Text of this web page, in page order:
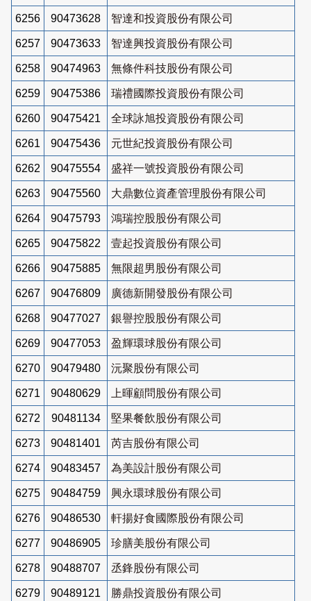
6256 90473628 智達和投資股份有限公司
6257 90473633 智達興投資股份有限公司
6258 90474963 無條件科技股份有限公司
6259 90475386 瑞禮國際投資股份有限公司
6260 90475421 全球詠旭投資股份有限公司
6261 90475436 元世紀投資股份有限公司
6262 90475554 盛祥一號投資股份有限公司
6263 90475560 大鼎數位資產管理股份有限公司
6264 90475793 鴻瑞控股股份有限公司
6265 90475822 壹起投資股份有限公司
6266 90475885 無限超男股份有限公司
6267 90476809 廣德新開發股份有限公司
6268 90477027 銀譽控股股份有限公司
6269 90477053 盈輝環球股份有限公司
6270 90479480 沅聚股份有限公司
6271 90480629 上暉顧問股份有限公司
6272 90481134 堅果餐飲股份有限公司
6273 90481401 芮吉股份有限公司
6274 90483457 為美設計股份有限公司
6275 90484759 興永環球股份有限公司
6276 90486530 軒揚好食國際股份有限公司
6277 90486905 珍膳美股份有限公司
6278 90488707 丞鋒股份有限公司
6279 90489121 勝鼎投資股份有限公司